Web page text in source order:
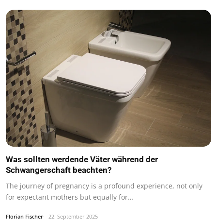
Was sollten werdende Väter während der
Schwangerschaft beachten?
The journey of pregnancy is a profound experience, not only
for expectant mothers but equally for…
Florian Fischer 22. September 2025